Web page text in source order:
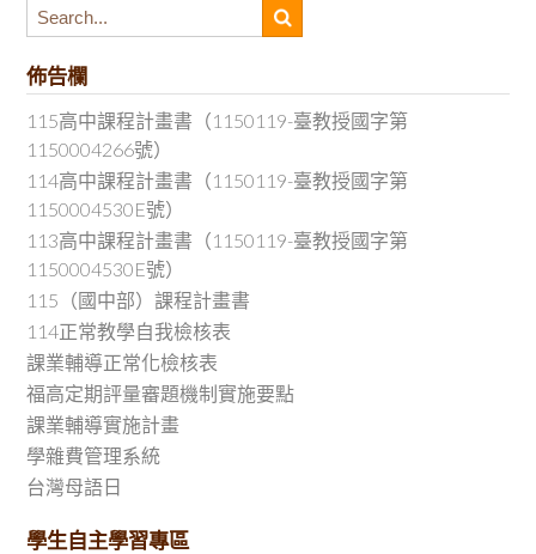
佈告欄
115高中課程計畫書（1150119-臺教授國字第
1150004266號）
114高中課程計畫書（1150119-臺教授國字第
1150004530E號）
113高中課程計畫書（1150119-臺教授國字第
1150004530E號）
115（國中部）課程計畫書
114正常教學自我檢核表
課業輔導正常化檢核表
福高定期評量審題機制實施要點
課業輔導實施計畫
學雜費管理系統
台灣母語日
學生自主學習專區